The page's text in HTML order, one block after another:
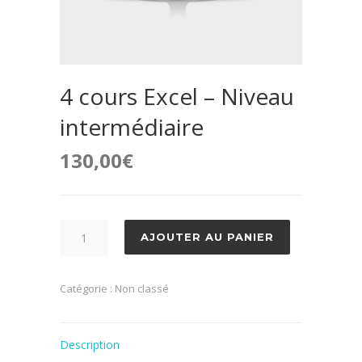
4 cours Excel – Niveau
intermédiaire
130,00€
cours
Niveau
AJOUTER AU PANIER
Catégorie : Non classé
Description